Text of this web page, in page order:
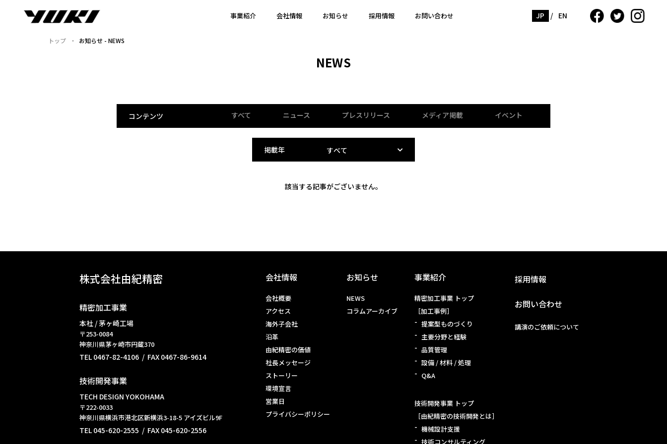
事業紹介 会社情報 お知らせ 採用情報 お問い合わせ JP / EN
トップ お知らせ - NEWS
NEWS
コンテンツ すべて ニュース プレスリリース メディア掲載 イベント
掲載年
該当する記事がございません。
株式会社由紀精密
精密加工事業
本社 / 茅ヶ崎工場
〒253-0084
神奈川県茅ヶ崎市円蔵370
TEL 0467-82-4106 / FAX 0467-86-9614
技術開発事業
TECH DESIGN YOKOHAMA
〒222-0033
神奈川県横浜市港北区新横浜3-18-5 アイズビル9F
TEL 045-620-2555 / FAX 045-620-2556
会社情報
会社概要
アクセス
海外子会社
沿革
由紀精密の価値
社長メッセージ
ストーリー
環境宣言
営業日
プライバシーポリシー
お知らせ
NEWS
コラムアーカイブ
事業紹介
精密加工事業 トップ
［加工事例］
提案型ものづくり
主要分野と経験
品質管理
設備 / 材料 / 処理
Q&A
技術開発事業 トップ
［由紀精密の技術開発とは］
機械設計支援
技術コンサルティング
採用情報
お問い合わせ
講演のご依頼について